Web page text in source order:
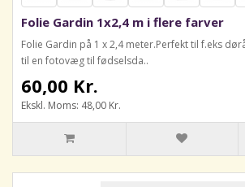
Folie Gardin 1x2,4 m i flere farver
Folie Gardin på 1 x 2,4 meter.Perfekt til f.eks
til en fotovæg til fødselsda..
60,00 Kr.
Ekskl. Moms: 48,00 Kr.